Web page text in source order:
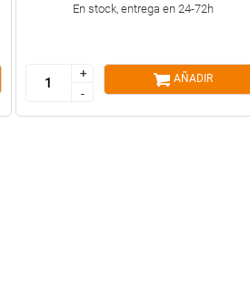
En stock, entrega en 24-72h
+
-
+
-
AÑADIR